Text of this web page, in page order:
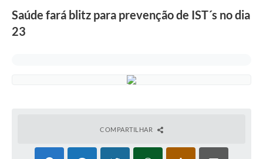
Turismo
Saúde fará blitz para prevenção de IST´s no dia
23
COMPARTILHAR